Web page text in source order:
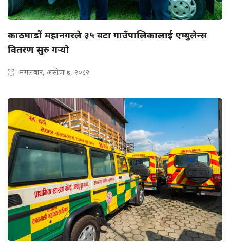
काठमाडौं महानगरले ३५ वटा गाउँपालिकालाई एम्बुलेन्स
वितरण सुरु गर्‍यो
मंगलबार, असोज ७, २०८२